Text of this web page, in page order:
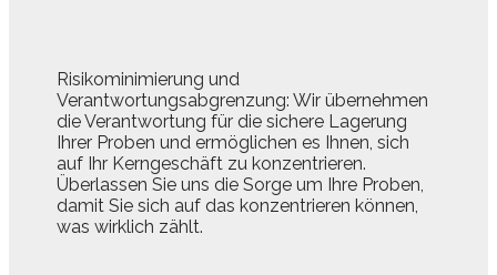
Risikominimierung und
Verantwortungsabgrenzung: Wir übernehmen
die Verantwortung für die sichere Lagerung
Ihrer Proben und ermöglichen es Ihnen, sich
auf Ihr Kerngeschäft zu konzentrieren.
Überlassen Sie uns die Sorge um Ihre Proben,
damit Sie sich auf das konzentrieren können,
was wirklich zählt.